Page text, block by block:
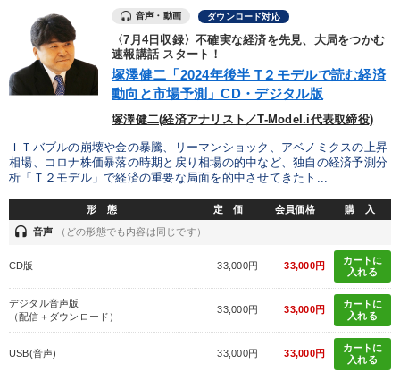
音声・動画 ダウンロード対応
〈7月4日収録〉不確実な経済を先見、大局をつかむ
速報講話 スタート！
塚澤健二「2024年後半 T２モデルで読む経済
動向と市場予測」CD・デジタル版
塚澤健二(経済アナリスト／T-Model.i代表取締役)
ＩＴバブルの崩壊や金の暴騰、リーマンショック、アベノミクスの上昇
相場、コロナ株価暴落の時期と戻り相場の的中など、独自の経済予測分
析「Ｔ２モデル」で経済の重要な局面を的中させてきたト...
形 態 定 価 会員価格 購 入
headset 音声 （どの形態でも内容は同じです）
CD版 33,000円 33,000円
カートに
入れる
デジタル音声版
（配信＋ダウンロード）
33,000円 33,000円
カートに
入れる
USB(音声) 33,000円 33,000円
カートに
入れる